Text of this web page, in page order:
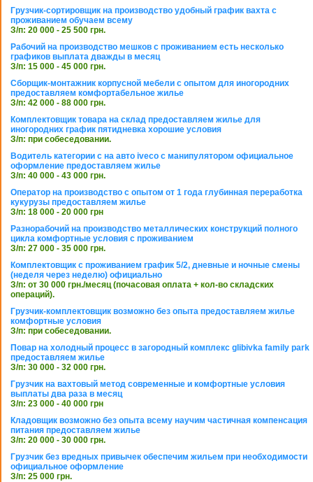
Грузчик-сортировщик на производство удобный график вахта с
проживанием обучаем всему
З/п: 20 000 - 25 500 грн.
Рабочий на производство мешков с проживанием есть несколько
графиков выплата дважды в месяц
З/п: 15 000 - 45 000 грн.
Сборщик-монтажник корпусной мебели с опытом для иногородних
предоставляем комфортабельное жилье
З/п: 42 000 - 88 000 грн.
Комплектовщик товара на склад предоставляем жилье для
иногородних график пятидневка хорошие условия
З/п: при собеседовании.
Водитель категории с на авто iveco с манипулятором официальное
оформление предоставляем жилье
З/п: 40 000 - 43 000 грн.
Оператор на производство с опытом от 1 года глубинная переработка
кукурузы предоставляем жилье
З/п: 18 000 - 20 000 грн
Разнорабочий на производство металлических конструкций полного
цикла комфортные условия с проживанием
З/п: 27 000 - 35 000 грн.
Комплектовщик с проживанием график 5/2, дневные и ночные смены
(неделя через неделю) официально
З/п: от 30 000 грн./месяц (почасовая оплата + кол-во складских
операций).
Грузчик-комплектовщик возможно без опыта предоставляем жилье
комфортные условия
З/п: при собеседовании.
Повар на холодный процесс в загородный комплекс glibivka family park
предоставляем жилье
З/п: 30 000 - 32 000 грн.
Грузчик на вахтовый метод современные и комфортные условия
выплаты два раза в месяц
З/п: 23 000 - 40 000 грн
Кладовщик возможно без опыта всему научим частичная компенсация
питания предоставляем жилье
З/п: 20 000 - 30 000 грн.
Грузчик без вредных привычек обеспечим жильем при необходимости
официальное оформление
З/п: 25 000 грн.